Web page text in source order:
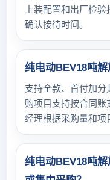
上装配置和出厂检
确认接待时间。
纯电动BEV18吨解
支持全款、首付加
购项目支持按合同
经理根据采购量和项
纯电动BEV18吨